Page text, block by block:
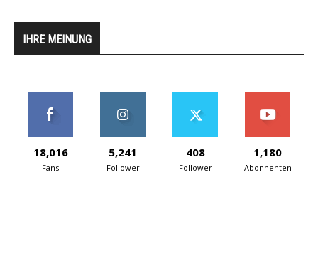
IHRE MEINUNG
18,016
Fans
5,241
Follower
408
Follower
1,180
Abonnenten